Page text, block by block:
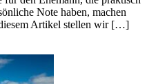
Note haben, machen
Artikel stellen wir […]